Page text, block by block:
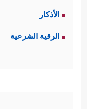
الأذكار
الرقية الشرعية